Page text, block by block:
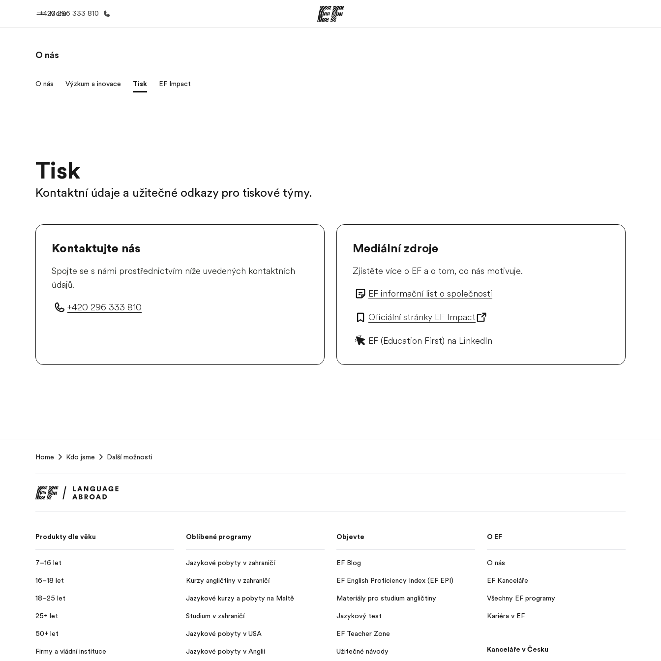
Menu
+420 296 333 810
Vítejte v EF
Podívejte se, co všechno
O nás
O nás Výzkum a inovace Tisk EF Impact
Tisk
Kontaktní údaje a užitečné odkazy pro tiskové týmy.
Kontaktujte nás
Spojte se s námi prostřednictvím níže uvedených kontaktních
údajů.
+420 296 333 810
Mediální zdroje
Zjistěte více o EF a o tom, co nás motivuje.
EF informační list o společnosti
Oficiální stránky EF Impact
EF (Education First) na LinkedIn
Home Kdo jsme Další možnosti
Produkty dle věku
7–16 let
16–18 let
18–25 let
25+ let
50+ let
Firmy a vládní instituce
Oblíbené programy
Jazykové pobyty v zahraničí
Kurzy angličtiny v zahraničí
Jazykové kurzy a pobyty na Maltě
Studium v zahraničí
Jazykové pobyty v USA
Jazykové pobyty v Anglii
Objevte
EF Blog
EF English Proficiency Index (EF EPI)
Materiály pro studium angličtiny
Jazykový test
EF Teacher Zone
Užitečné návody
O EF
O nás
EF Kanceláře
Všechny EF programy
Kariéra v EF
Kanceláře v Česku